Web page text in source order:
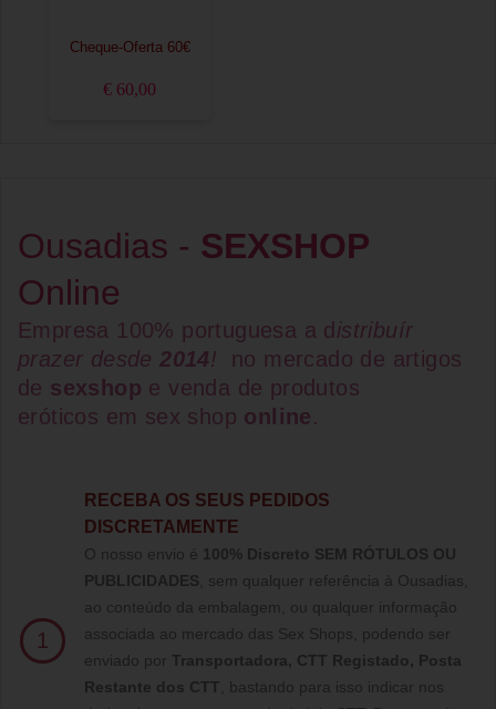
Cheque-Oferta 60€
€ 60,00
Ousadias - SEXSHOP
Online
Empresa 100% portuguesa a d istribuír
prazer desde2014!
no mercado de artigos
de sexshop e venda de produtos
eróticos em sex shop online.
1
RECEBA OS SEUS PEDIDOS
DISCRETAMENTE
O nosso envio é 100% Discreto SEM RÓTULOS OU
PUBLICIDADES , sem qualquer referência à Ousadias,
ao conteúdo da embalagem, ou qualquer informação
associada ao mercado das Sex Shops, podendo ser
enviado por Transportadora, CTT Registado, Posta
Restante dos CTT , bastando para isso indicar nos